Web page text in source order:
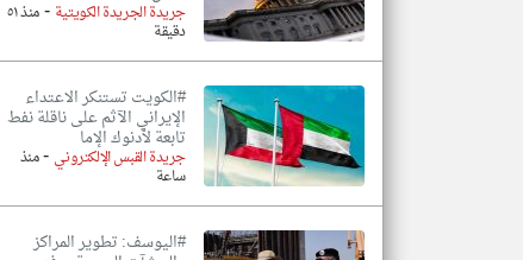
جريدة الجريدة الكويتية - منذ ٥١
دقيقة
#الكويت تستنكر الاعتداء
الإيراني الآثم على ناقلة نفط
تابعة لأدنوك الإما
جريدة القبس الإلكتروني -منذ
ساعة
#اليوسف: تطوير المراكز